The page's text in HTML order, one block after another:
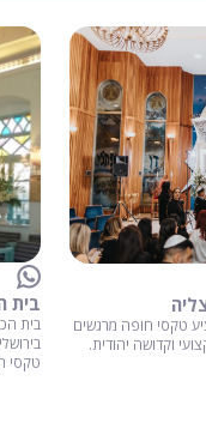
טקסי חופה מרגשים
וקדושה יהודית.
בית
בית
טקסי